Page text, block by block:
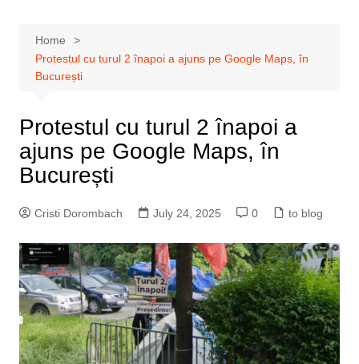
Home
Protestul cu turul 2 înapoi a ajuns pe Google Maps, în
București
Protestul cu turul 2 înapoi a
ajuns pe Google Maps, în
București
Cristi Dorombach July 24, 2025 0 to blog